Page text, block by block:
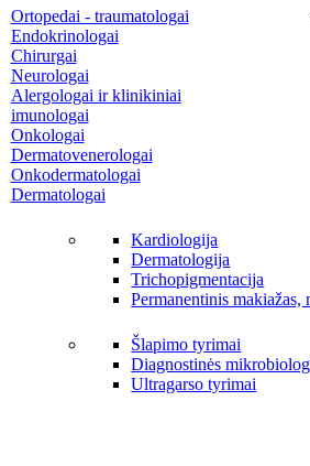
Ortopedai - traumatologai
Endokrinologai
Chirurgai
Neurologai
Alergologai ir klinikiniai
imunologai
Onkologai
Dermatovenerologai
Onkodermatologai
Dermatologai
Kardiologija
Dermatologija
Trichopigmentacija
Permanentinis makiažas,
Šlapimo tyrimai
Diagnostinės
Ultragarso tyrimai